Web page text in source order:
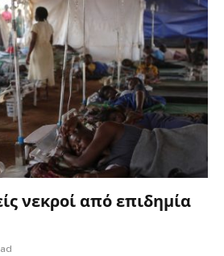
νεκροί από επιδημία